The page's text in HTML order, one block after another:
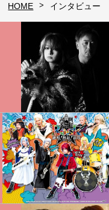
HOME > インタビュー